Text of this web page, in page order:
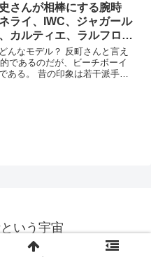
さんが相棒にする腕時
ライ、IWC、ジャガール
カルティエ、ラルフロー
シオ
んなモデル？ 反町さんと言え
であるのだが、ビーチボーイ
ある。 昔の印象は若干派手な
いう宇宙
時計という宇宙.